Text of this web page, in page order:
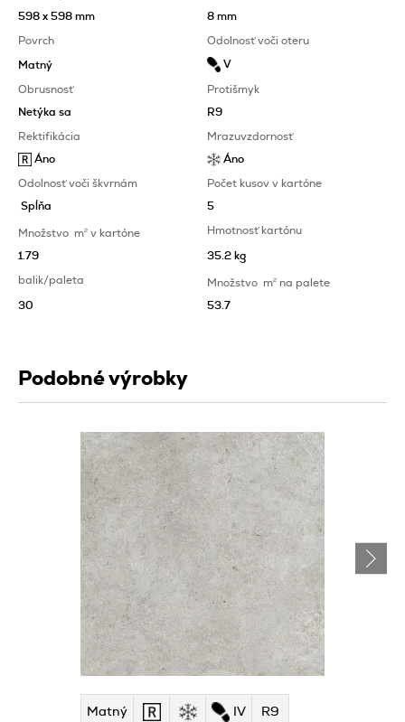
598 x 598 mm 8 mm
Povrch
Matný
Odolnosť voči oteru
V
Obrusnosť
Netýka sa
Protišmyk
R9
Rektifikácia
Áno
Mrazuvzdornosť
Áno
Odolnosť voči škvrnám
Spĺňa
Počet kusov v kartóne
5
Množstvo m2 v kartóne
1.79
Hmotnosť kartónu
35.2 kg
balik/paleta
30
Množstvom2 na palete
53.7
Podobné výrobky
Matný IV R9